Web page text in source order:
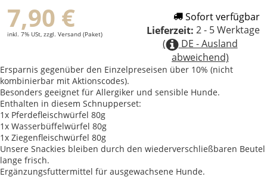
7,90 €
inkl. 7% USt, zzgl. Versand (Paket)
Sofort verfügbar
Lieferzeit: 2 - 5 Werktage
(
DE - Ausland
abweichend)
Ersparnis gegenüber den Einzelpreseisen über 10% (nicht
kombinierbar mit Aktionscodes).
Besonders geeignet für Allergiker und sensible Hunde.
Enthalten in diesem Schnupperset:
1x Pferdefleischwürfel 80g
1x Wasserbüffelwürfel 80g
1x Ziegenfleischwürfel 80g
Unsere Snackies bleiben durch den wiederverschließbaren Beutel
lange frisch.
Ergänzungsfuttermittel für ausgewachsene Hunde.